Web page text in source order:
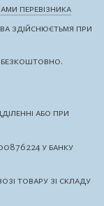
перевізника
здійснюєтьмя при
або при
у банку
товару зі складу